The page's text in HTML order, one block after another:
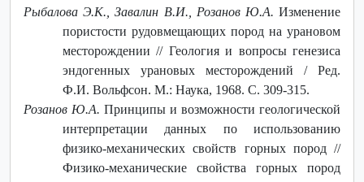
Рыбалова Э.К., Завалин В.И., Розанов Ю.А. Изменение
пористости рудовмещающих пород на урановом
месторождении // Геология и вопросы генезиса
эндогенных урановых месторождений / Ред.
Ф.И. Вольфсон. М.: Наука, 1968. С. 309-315.
Розанов Ю.А. Принципы и возможности геологической
интерпретации данных по использованию
физико-механических свойств горных пород //
Физико-механические свойства горных пород